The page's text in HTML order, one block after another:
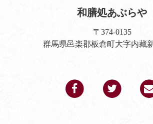
和膳処あぶらや
〒374-0135
群馬県邑楽郡板倉町大字内藏